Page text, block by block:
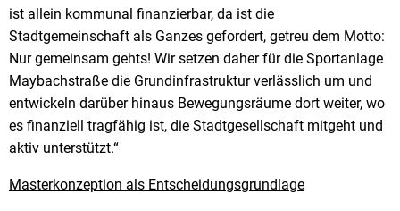
ist allein kommunal finanzierbar, da ist die
Stadtgemeinschaft als Ganzes gefordert, getreu dem Motto:
Nur gemeinsam gehts! Wir setzen daher für die Sportanlage
Maybachstraße die Grundinfrastruktur verlässlich um und
entwickeln darüber hinaus Bewegungsräume dort weiter, wo
es finanziell tragfähig ist, die Stadtgesellschaft mitgeht und
aktiv unterstützt.“
Masterkonzeption als Entscheidungsgrundlage